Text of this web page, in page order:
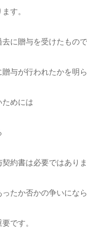
す。
に贈与を受けたもので
が行われたかを明ら
ためには
書は必要ではありま
か否かの争いになら
です。